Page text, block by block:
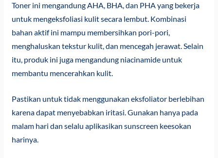
Toner ini mengandung AHA, BHA, dan PHA yang bekerja
untuk mengeksfoliasi kulit secara lembut. Kombinasi
bahan aktif ini mampu membersihkan pori-pori,
menghaluskan tekstur kulit, dan mencegah jerawat. Selain
itu, produk ini juga mengandung niacinamide untuk
membantu mencerahkan kulit.
Pastikan untuk tidak menggunakan eksfoliator berlebihan
karena dapat menyebabkan iritasi. Gunakan hanya pada
malam hari dan selalu aplikasikan sunscreen keesokan
harinya.